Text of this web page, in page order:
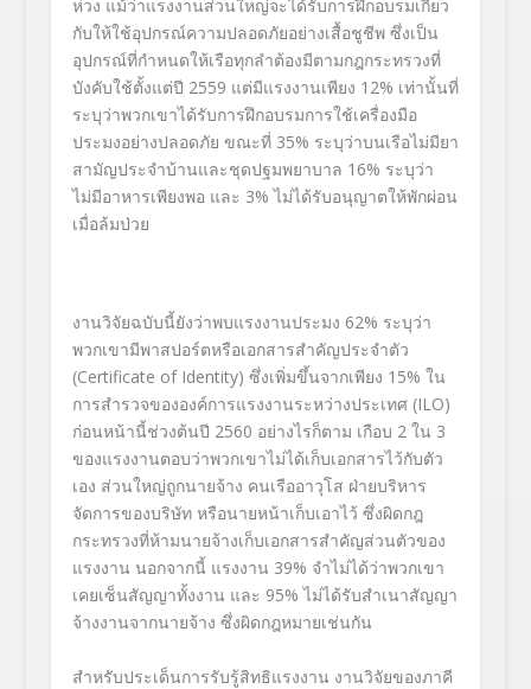
ห่วง แม้ว่าแรงงานส่วนใหญ่จะได้รับการฝึกอบรมเกี่ยว
กับให้ใช้อุปกรณ์ความปลอดภัยอย่างเสื้อชูชีพ ซึ่งเป็น
อุปกรณ์ที่กำหนดให้เรือทุกลำต้องมีตามกฎกระทรวงที่
บังคับใช้ตั้งแต่ปี 2559 แต่มีแรงงานเพียง 12% เท่านั้นที่
ระบุว่าพวกเขาได้รับการฝึกอบรมการใช้เครื่องมือ
ประมงอย่างปลอดภัย ขณะที่ 35% ระบุว่าบนเรือไม่มียา
สามัญประจำบ้านและชุดปฐมพยาบาล 16% ระบุว่า
ไม่มีอาหารเพียงพอ และ 3% ไม่ได้รับอนุญาตให้พักผ่อน
เมื่อล้มป่วย
งานวิจัยฉบับนี้ยังว่าพบแรงงานประมง 62% ระบุว่า
พวกเขามีพาสปอร์ตหรือเอกสารสำคัญประจำตัว
(Certificate of Identity) ซึ่งเพิ่มขึ้นจากเพียง 15% ใน
การสำรวจขององค์การแรงงานระหว่างประเทศ (ILO)
ก่อนหน้านี้ช่วงต้นปี 2560 อย่างไรก็ตาม เกือบ 2 ใน 3
ของแรงงานตอบว่าพวกเขาไม่ได้เก็บเอกสารไว้กับตัว
เอง ส่วนใหญ่ถูกนายจ้าง คนเรืออาวุโส ฝ่ายบริหาร
จัดการของบริษัท หรือนายหน้าเก็บเอาไว้ ซึ่งผิดกฎ
กระทรวงที่ห้ามนายจ้างเก็บเอกสารสำคัญส่วนตัวของ
แรงงาน นอกจากนี้ แรงงาน 39% จำไม่ได้ว่าพวกเขา
เคยเซ็นสัญญาทั้งงาน และ 95% ไม่ได้รับสำเนาสัญญา
จ้างงานจากนายจ้าง ซึ่งผิดกฎหมายเช่นกัน
สำหรับประเด็นการรับรู้สิทธิแรงงาน งานวิจัยของภาคี